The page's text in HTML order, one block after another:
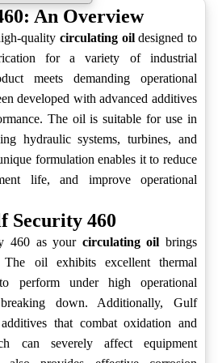
An Overview
quality circulating oildesigned to
for a variety of industrial
meets demanding operational
developed with advanced additives
The oil is suitable for use in
hydraulic systems, turbines, and
formulation enables it to reduce
life, and improve operational
Security 460
460 as your circulating oil brings
The oil exhibits excellent thermal
perform under high operational
down. Additionally, Gulf
that combat oxidation and
can severely affect equipment